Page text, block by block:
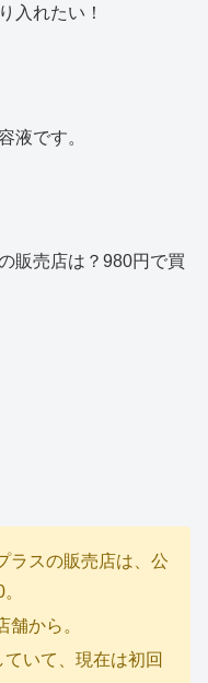
入れたい！
液です。
販売店は？980円で買
ラスの販売店は、公
舗から。
いて、現在は初回